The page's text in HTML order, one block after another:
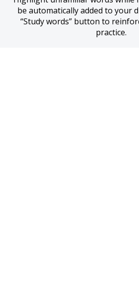
be automatically added to your
“Study words” button to
practice.